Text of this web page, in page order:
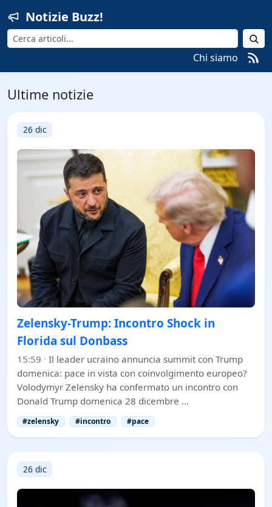
Notizie Buzz!
Cerca
Chi siamo
Ultime notizie
26 dic
Zelensky-Trump: Incontro Shock in
Florida sul Donbass
15:59 · Il leader ucraino annuncia summit con Trump
domenica: pace in vista con coinvolgimento europeo?
Volodymyr Zelensky ha confermato un incontro con
Donald Trump domenica 28 dicembre …
#zelensky #incontro #pace
26 dic